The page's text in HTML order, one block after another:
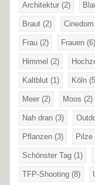
Architektur (2)
Braut (2) Cinedom
Frau (2) Frauen (6)
Himmel (2)
Kaltblut (1) Köln
Meer (2) Moos (2)
Nah dran (3)
Pflanzen (3) Pilze
Schönster Tag (1)
TFP-Shooting (8)